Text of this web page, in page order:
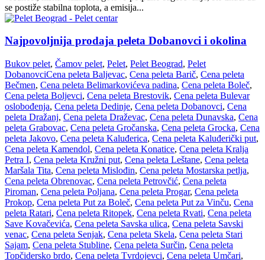
se postiže stabilna toplota, a emisija...
Najpovoljnija prodaja peleta Dobanovci i okolina
Bukov pelet, Čamov pelet, Pelet, Pelet Beograd, Pelet
DobanovciCena peleta Baljevac, Cena peleta Barič, Cena peleta
Bečmen, Cena peleta Belimarkovićeva padina, Cena peleta Boleč,
Cena peleta Boljevci, Cena peleta Brestovik, Cena peleta Bulevar
oslobođenja, Cena peleta Dedinje, Cena peleta Dobanovci, Cena
peleta Dražanj, Cena peleta Draževac, Cena peleta Dunavska, Cena
peleta Grabovac, Cena peleta Gročanska, Cena peleta Grocka, Cena
peleta Jakovo, Cena peleta Kaluđerica, Cena peleta Kaluđerički put,
Cena peleta Kamendol, Cena peleta Konatice, Cena peleta Kralja
Petra I, Cena peleta Kružni put, Cena peleta Leštane, Cena peleta
Maršala Tita, Cena peleta Mislođin, Cena peleta Mostarska petlja,
Cena peleta Obrenovac, Cena peleta Petrovčić, Cena peleta
Piroman, Cena peleta Poljana, Cena peleta Progar, Cena peleta
Prokop, Cena peleta Put za Boleč, Cena peleta Put za Vinču, Cena
peleta Ratari, Cena peleta Ritopek, Cena peleta Rvati, Cena peleta
Save Kovačevića, Cena peleta Savska ulica, Cena peleta Savski
venac, Cena peleta Senjak, Cena peleta Skela, Cena peleta Stari
Sajam, Cena peleta Stubline, Cena peleta Surčin, Cena peleta
Topčidersko brdo, Cena peleta Tvrdojevci, Cena peleta Umčari,